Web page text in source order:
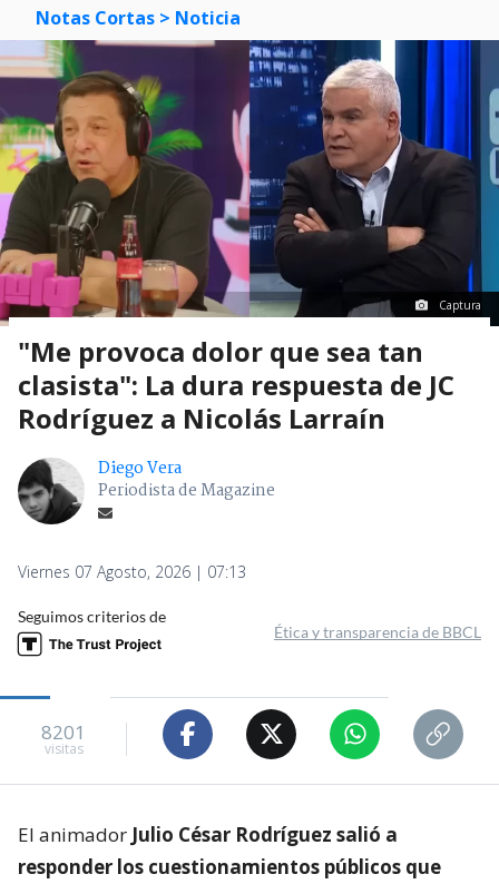
Notas Cortas > Noticia
Captura
"Me provoca dolor que sea tan
clasista": La dura respuesta de JC
Rodríguez a Nicolás Larraín
Diego Vera
Periodista de Magazine
Viernes 07 Agosto, 2026 | 07:13
Seguimos criterios de
Ética y transparencia de BBCL
8201
visitas
El animador Julio César Rodríguez salió a
responder los cuestionamientos públicos que